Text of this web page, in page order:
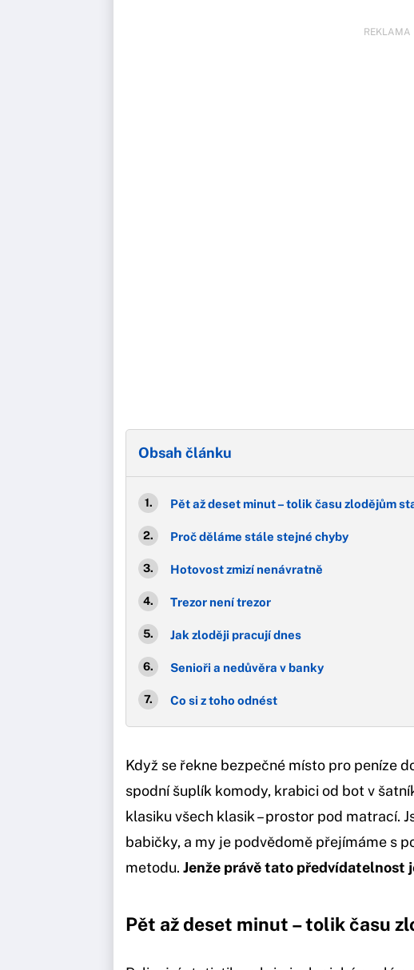
REKLAMA
Obsah článku
Pět až deset minut – tolik času zlodějům
Proč děláme stále stejné chyby
Hotovost zmizí nenávratně
Trezor není trezor
Jak zloději pracují dnes
Senioři a nedůvěra v banky
Co si z toho odnést
Když se řekne bezpečné místo pro peníze
spodní šuplík komody, krabici od bot v
klasiku všech klasik – prostor pod matrací.
babičky, a my je podvědomě přejímáme s
metodu. Jenže právě tato předvídatelnost
Pět až deset minut – tolik času